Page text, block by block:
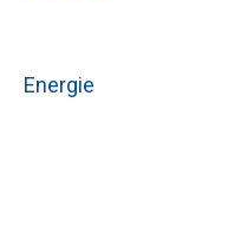
Energie